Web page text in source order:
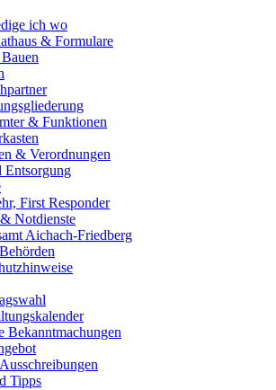
ich wo
& Formulare
& Funktionen
& Verordnungen
Entsorgung
First Responder
Notdienste
Aichach-Friedberg
Bekanntmachungen
Tipps